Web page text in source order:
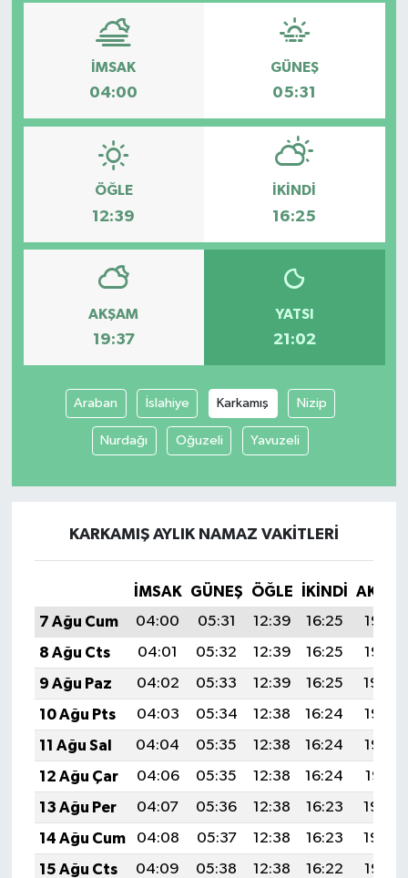
İMSAK
04:00
GÜNEŞ
05:31
ÖĞLE
12:39
İKINDI
16:25
AKŞAM
19:37
YATSI
21:02
Araban İslahiye Karkamış Nizip
Nurdağı Oğuzeli Yavuzeli
KARKAMIŞ AYLIK NAMAZ VAKITLERI
İMSAK GÜNEŞ ÖĞLE İKINDI
7 Ağu Cum
04:00 05:31 12:39 16:25
19:37
8 Ağu Cts
04:01 05:32 12:39 16:25
19:35
9 Ağu Paz
04:02 05:33 12:39 16:25
19:34
10 Ağu Pts
04:03 05:34 12:38 16:24
19:33
11 Ağu Sal
04:04 05:35 12:38 16:24
19:32
12 Ağu Çar
04:06 05:35 12:38 16:24
19:31
13 Ağu Per
04:07 05:36 12:38 16:23
19:30
14 Ağu Cum
04:08 05:37 12:38 16:23
19:29
15 Ağu Cts
04:09 05:38 12:38 16:22
19:27